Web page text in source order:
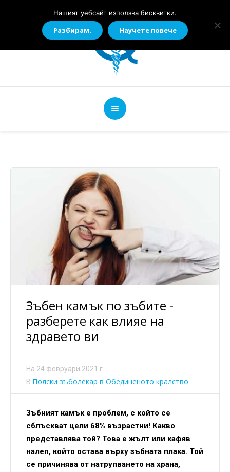
Зъбен камък по зъбите -
разберете как влияе на
здравето ви
На 24 февруари 2021 г.
В Полски зъболекар в Обединеното кралство
Зъбният камък е проблем, с който се
сблъскват цели 68% възрастни! Какво
представлява той? Това е жълт или кафяв
налеп, който остава върху зъбната плака. Той
се причинява от натрупването на храна,
Нашият уебсайт използва бисквитки.
Разбирам. Научете повече